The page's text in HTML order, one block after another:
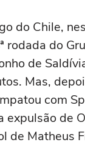
do Chile,
rodada do
de
Mas,
com
expulsão de
de Matheus